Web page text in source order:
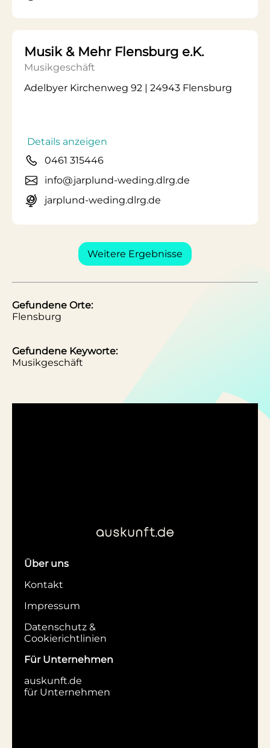
Musik & Mehr Flensburg e.K.
Musikgeschäft
Adelbyer Kirchenweg 92 | 24943 Flensburg
Details anzeigen
0461 315446
info@jarplund-weding.dlrg.de
jarplund-weding.dlrg.de
Weitere Ergebnisse
Gefundene Orte:
Flensburg
Gefundene Keyworte:
Musikgeschäft
Über uns
Kontakt
Impressum
Datenschutz &
Cookierichtlinien
Für Unternehmen
auskunft.de
für Unternehmen